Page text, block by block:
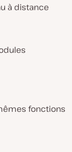
à distance
fonctions